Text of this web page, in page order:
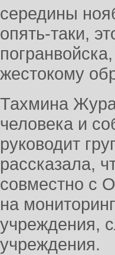
середины
опять-таки,
жестокому
Тахмина
человека и
руководит
рассказала,
совместно с
на
учреждения,
учреждения.